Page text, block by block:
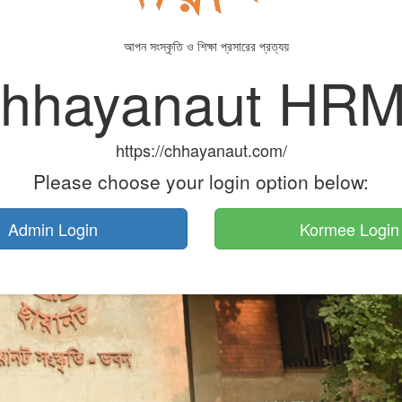
আপন সংস্কৃতি ও শিক্ষা প্রসারের প্রত্যয়
https://chhayanaut.com/
Please choose your login option below:
Admin Login Kormee Login